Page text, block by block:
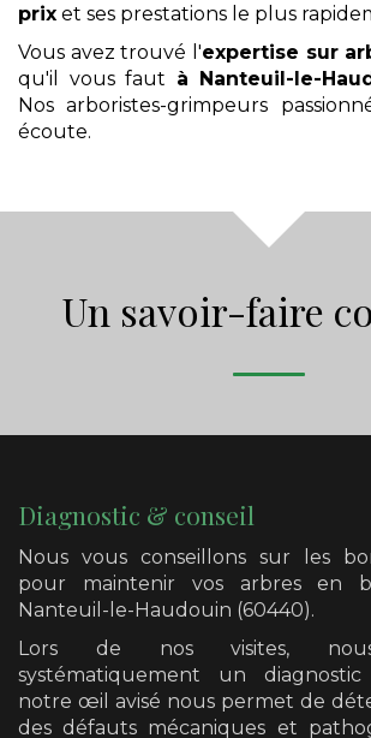
prix et ses prestations le plus
Vous avez trouvé l'expertise sur
qu'il vous faut à Nanteuil-le-
Nos arboristes-grimpeurs
écoute.
Un savoir-faire
Diagnostic & conseil
Nous vous conseillons sur les
pour maintenir vos arbres en
Nanteuil-le-Haudouin (60440).
Lors de nos visites,
systématiquement un diagnostic
notre œil avisé nous permet de
des défauts mécaniques et